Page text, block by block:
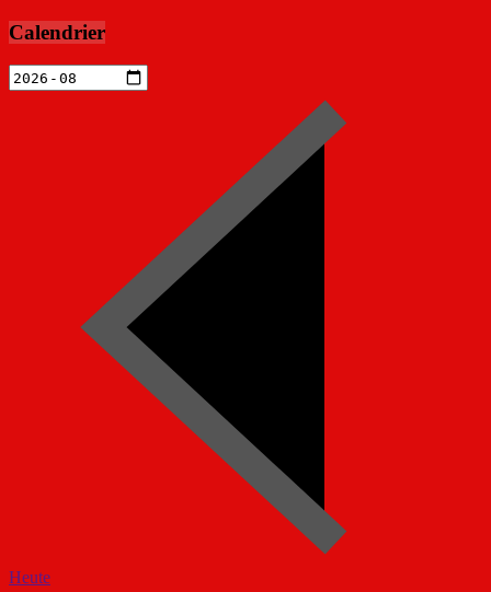
Calendrier
Heute